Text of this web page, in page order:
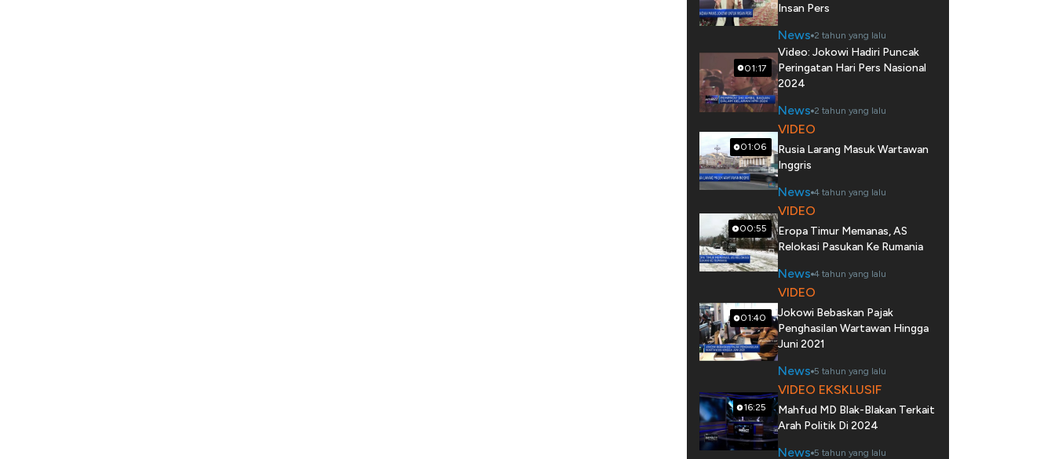
Insan Pers
News 2 tahun yang lalu
01:17
Video: Jokowi Hadiri Puncak
Peringatan Hari Pers Nasional
2024
News 2 tahun yang lalu
01:06
VIDEO
Rusia Larang Masuk Wartawan
Inggris
News 4 tahun yang lalu
00:55
VIDEO
Eropa Timur Memanas, AS
Relokasi Pasukan Ke Rumania
News 4 tahun yang lalu
01:40
VIDEO
Jokowi Bebaskan Pajak
Penghasilan Wartawan Hingga
Juni 2021
News 5 tahun yang lalu
16:25
VIDEO EKSKLUSIF
Mahfud MD Blak-Blakan Terkait
Arah Politik Di 2024
News 5 tahun yang lalu